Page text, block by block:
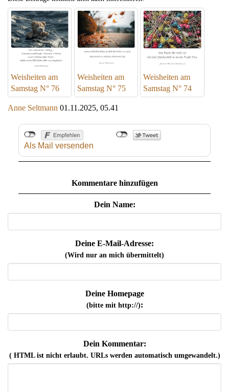
Weisheiten am
Samstag N° 76
Weisheiten am
Samstag N° 75
Weisheiten am
Samstag N° 74
Anne Seltmann 01.11.2025, 05.41
Als Mail versenden
Kommentare hinzufügen
Dein Name:
Deine E-Mail-Adresse:
(Wird nur an mich übermittelt)
Deine Homepage
(bitte mit http://):
Dein Kommentar:
( HTML ist nichterlaubt. URLs werden automatisch umgewandelt.)